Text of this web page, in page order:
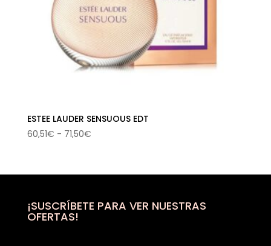
ESTEE LAUDER SENSUOUS EDT
60,51€ - 71,50€Rango
desde
hasta
¡SUSCRÍBETE PARA VER NUESTRAS
OFERTAS!